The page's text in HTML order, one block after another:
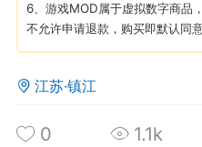
禁止发布联机可用
单机辅助引流私下售卖服
6、游戏MOD属于虚拟数字商品
不允许申请退款，购买即默认同
江苏·镇江
0 1.1k